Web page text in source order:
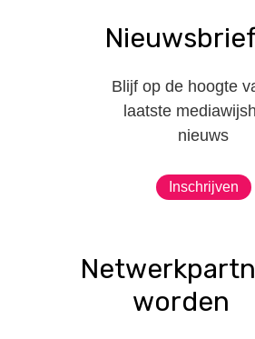
Blijf op de hoogte
laatste
nieuws
Inschrijven
worden